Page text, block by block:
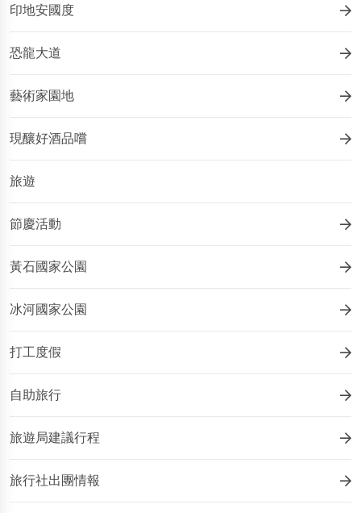
印地安國度
恐龍大道
藝術家園地
現釀好酒品嚐
旅遊
節慶活動
黃石國家公園
冰河國家公園
打工度假
自助旅行
旅遊局建議行程
旅行社出團情報